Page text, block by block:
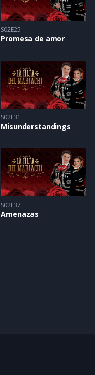
S02E25
Promesa de amor
S02E31
Misunderstandings
S02E37
Amenazas